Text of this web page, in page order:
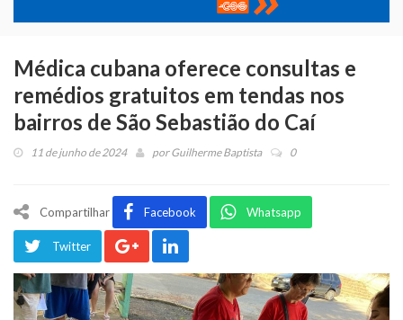
Médica cubana oferece consultas e
remédios gratuitos em tendas nos
bairros de São Sebastião do Caí
11 de junho de 2024 porGuilherme Baptista 0
Compartilhar Facebook Whatsapp
Twitter